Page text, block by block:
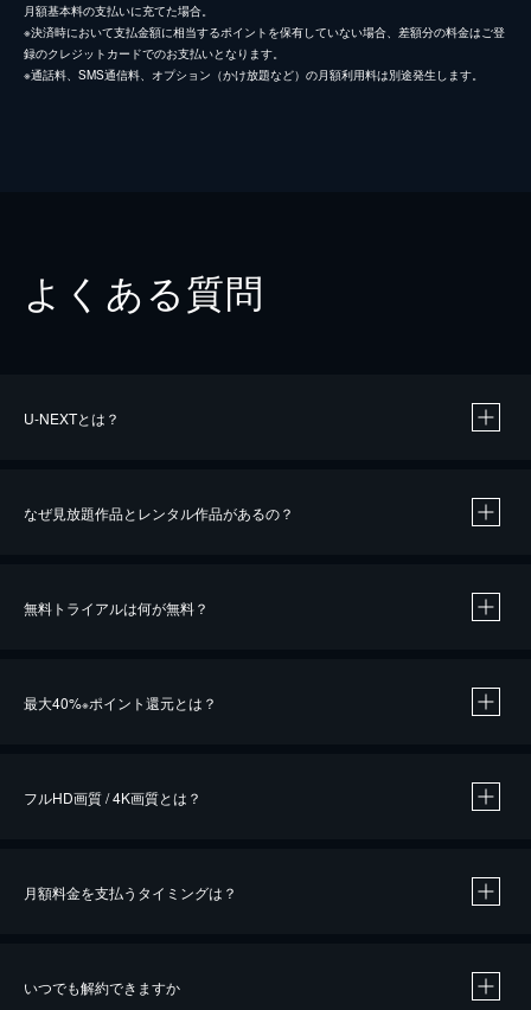
月額基本料の支払いに充てた場合。
※決済時において支払金額に相当するポイントを保有していない場合、差額分の料金はご登
録のクレジットカードでのお支払いとなります。
※通話料、SMS通信料、オプション（かけ放題など）の月額利用料は別途発生します。
よくある質問
U-NEXTとは？
なぜ見放題作品とレンタル作品があるの？
無料トライアルは何が無料？
最大40%※ポイント還元とは？
※40％ポイント還元の対象は、クレジットカード決済による作品の購入 / レンタルです。
フルHD画質 / 4K画質とは？
月額料金を支払うタイミングは？
いつでも解約できますか